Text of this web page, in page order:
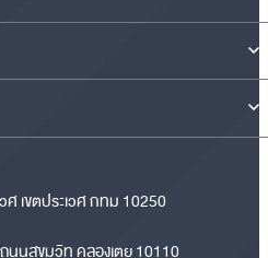
ศ เขตประเวศ กทม 10250
นนสุขุมวิท คลองเตย 10110